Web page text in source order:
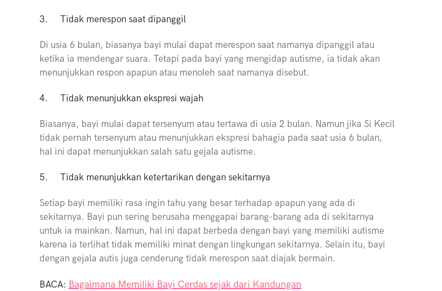
3. Tidak merespon saat dipanggil
Di usia 6 bulan, biasanya bayi mulai dapat merespon saat namanya dipanggil atau
ketika ia mendengar suara. Tetapi pada bayi yang mengidap autisme, ia tidak akan
menunjukkan respon apapun atau menoleh saat namanya disebut.
4. Tidak menunjukkan ekspresi wajah
Biasanya, bayi mulai dapat tersenyum atau tertawa di usia 2 bulan. Namun jika Si Kecil
tidak pernah tersenyum atau menunjukkan ekspresi bahagia pada saat usia 6 bulan,
hal ini dapat menunjukkan salah satu gejala autisme.
5. Tidak menunjukkan ketertarikan dengan sekitarnya
Setiap bayi memiliki rasa ingin tahu yang besar terhadap apapun yang ada di
sekitarnya. Bayi pun sering berusaha menggapai barang-barang ada di sekitarnya
untuk ia mainkan. Namun, hal ini dapat berbeda dengan bayi yang memiliki autisme
karena ia terlihat tidak memiliki minat dengan lingkungan sekitarnya. Selain itu, bayi
dengan gejala autis juga cenderung tidak merespon saat diajak bermain.
BACA: Bagaimana Memiliki Bayi Cerdas sejak dari Kandungan